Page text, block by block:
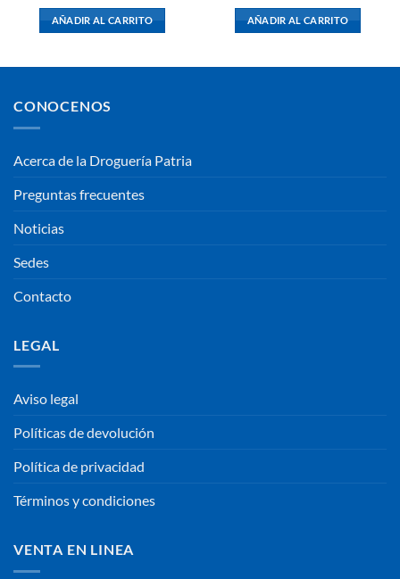
AÑADIR AL CARRITO AÑADIR AL CARRITO
CONOCENOS
Acerca de la Droguería Patria
Preguntas frecuentes
Noticias
Sedes
Contacto
LEGAL
Aviso legal
Políticas de devolución
Política de privacidad
Términos y condiciones
VENTA EN LINEA